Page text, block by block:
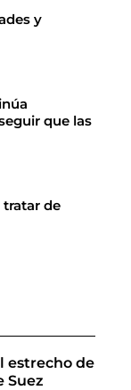
y
que las
tratar de
estrecho de
Suez